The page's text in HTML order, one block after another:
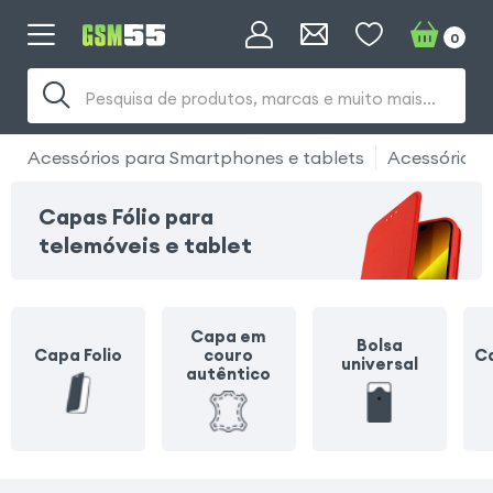
Pesquisa de produtos, marcas e muito mais...
0
Acessórios para Smartphones e tablets Acessórios
Capas Fólio para
telemóveis e tablet
Capa Folio
Capa em
couro
autêntico
Bolsa
universal